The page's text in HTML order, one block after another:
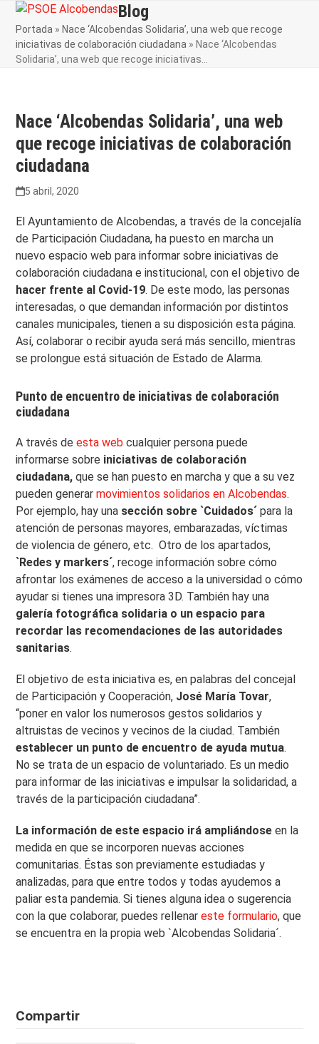
Skip
content
Open
mobile
menu
Close
mobile
menu
Blog
Portada » Nace ‘Alcobendas Solidaria’, una web que recoge
iniciativas de colaboración ciudadana » Nace ‘Alcobendas
Solidaria’, una web que recoge iniciativas…
Nace ‘Alcobendas Solidaria’, una web
que recoge iniciativas de colaboración
ciudadana
5 abril, 2020
El Ayuntamiento de Alcobendas, a través de la concejalía
de Participación Ciudadana, ha puesto en marcha un
nuevo espacio web para informar sobre iniciativas de
colaboración ciudadana e institucional, con el objetivo de
hacer frente al Covid-19. De este modo, las personas
interesadas, o que demandan información por distintos
canales municipales, tienen a su disposición esta página.
Así, colaborar o recibir ayuda será más sencillo, mientras
se prolongue está situación de Estado de Alarma.
Punto de encuentro de iniciativas de colaboración
ciudadana
A través deesta web cualquier persona puede
informarse sobre iniciativas de colaboración
ciudadana, que se han puesto en marcha y que a su vez
pueden generarmovimientos solidarios en Alcobendas.
Por ejemplo, hay una sección sobre `Cuidados´ para la
atención de personas mayores, embarazadas, víctimas
de violencia de género, etc. Otro de los apartados,
`Redes y markers´, recoge información sobre cómo
afrontar los exámenes de acceso a la universidad o cómo
ayudar si tienes una impresora 3D. También hay una
galería fotográfica solidaria o un espacio para
recordar las recomendaciones de las autoridades
sanitarias.
El objetivo de esta iniciativa es, en palabras del concejal
de Participación y Cooperación, José María Tovar,
“poner en valor los numerosos gestos solidarios y
altruistas de vecinos y vecinos de la ciudad. También
establecer un punto de encuentro de ayuda mutua.
No se trata de un espacio de voluntariado. Es un medio
para informar de las iniciativas e impulsar la solidaridad, a
través de la participación ciudadana”.
La información de este espacio irá ampliándose en la
medida en que se incorporen nuevas acciones
comunitarias. Éstas son previamente estudiadas y
analizadas, para que entre todos y todas ayudemos a
paliar esta pandemia. Si tienes alguna idea o sugerencia
con la que colaborar, puedes rellenareste formulario, que
se encuentra en la propia web `Alcobendas Solidaria´.
Compartir